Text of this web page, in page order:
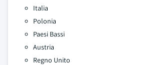
Italia
Polonia
Paesi Bassi
Austria
Regno Unito